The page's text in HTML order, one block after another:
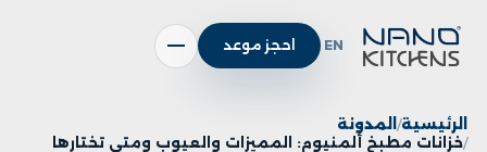
EN احجز موعد
الرئيسية
المدونة
خزانات مطبخ ألمنيوم: المميزات والعيوب ومتى تختارها